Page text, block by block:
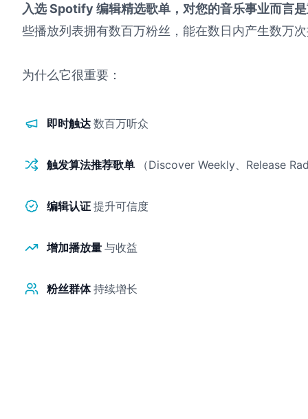
入选 Spotify 编辑精选歌单，对您的音乐事业而言
些播放列表拥有数百万粉丝，能在数日内产生数万
为什么它很重要：
即时触达 数百万听众
触发算法推荐歌单 （Discover Weekly、Release
编辑认证 提升可信度
增加播放量 与收益
粉丝群体 持续增长